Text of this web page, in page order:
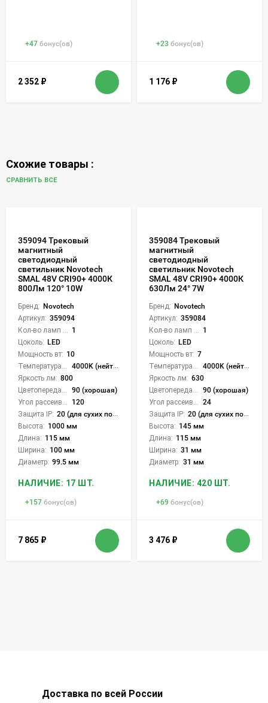
+47 бонус(ов)
2 352 ₽
+23 бонус(ов)
1 176 ₽
Схожие товары :
СРАВНИТЬ ВСЕ
359094 Трековый
магнитный
светодиодный
светильник Novotech
SMAL 48V CRI90+ 4000К
800Лм 120° 10W
Бренд: Novotech
Артикул: 359094
1
Цоколь: LED
Мощность вт: 10
4000K (нейтральный)
Яркость лм: 800
90 (хорошая)
120
Защита IP: 20 (для сухих пом.)
Высота: 1000 мм
Длина: 115 мм
Ширина: 100 мм
Диаметр: 99.5 мм
НАЛИЧИЕ: 17 ШТ.
+157 бонус(ов)
7 865 ₽
359084 Трековый
магнитный
светодиодный
светильник Novotech
SMAL 48V CRI90+ 4000К
630Лм 24° 7W
Бренд: Novotech
Артикул: 359084
1
Цоколь: LED
Мощность вт: 7
4000K (нейтральный)
Яркость лм: 630
90 (хорошая)
24
Защита IP: 20 (для сухих пом.)
Высота: 145 мм
Длина: 115 мм
Ширина: 31 мм
Диаметр: 31 мм
НАЛИЧИЕ: 420 ШТ.
+69 бонус(ов)
3 476 ₽
Доставка по всей России